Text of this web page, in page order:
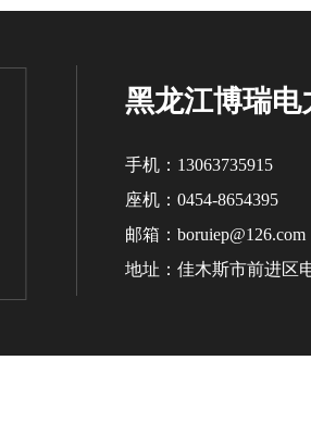
黑龙江博瑞
手机：13063735915
座机：0454-8654395
邮箱：boruiep@126.com
地址：佳木斯市前进区